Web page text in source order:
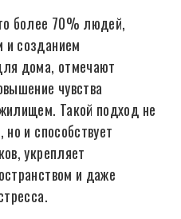
более 70% людей,
и созданием
дома, отмечают
чувства
Такой подход не
и способствует
укрепляет
и даже